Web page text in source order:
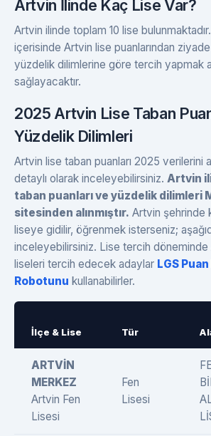
Artvin İlinde Kaç Lise Var?
Artvin ilinde toplam 10 lise
içerisinde Artvin lise puanlarından
yüzdelik dilimlerine göre tercih yapmak
sağlayacaktır.
2025 Artvin Lise Taban
Yüzdelik Dilimleri
Artvin lise taban puanları 2025 verilerini
detaylı olarak inceleyebilirsiniz. Artvin
taban puanları ve yüzdelik dilimleri
sitesinden alınmıştır. Artvin şehrinde
liseye gidilir, öğrenmek isterseniz;
inceleyebilirsiniz. Lise tercih döneminde
liseleri tercih edecek adaylar LGS
Robotunu kullanabilirler.
İlçe & Lise Tür
ARTVİN
MERKEZ
Artvin Fen
Lisesi
Fen
Lisesi